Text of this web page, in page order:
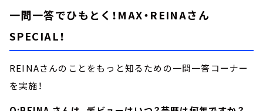
一問一答でひもとく！MAX・REINAさん
SPECIAL！
REINAさんのことをもっと知るための一問一答コーナー
を実施！